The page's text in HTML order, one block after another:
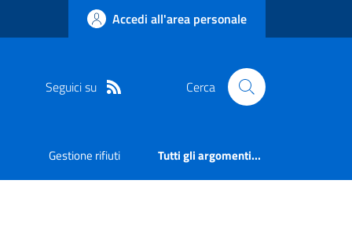
Accedi all'area personale
Seguici su Cerca
Gestione rifiuti Tutti gli argomenti...